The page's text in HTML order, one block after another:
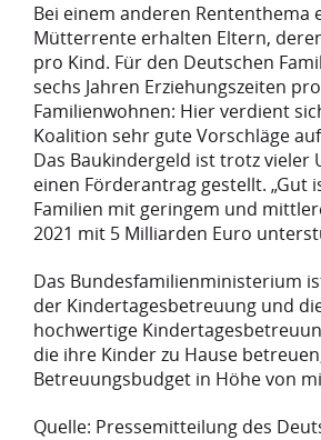
Bei einem anderen
Mütterrente erhalten Eltern,
pro Kind. Für den Deutschen
sechs Jahren Erziehungszeiten
Familienwohnen: Hier verdient
Koalition sehr gute Vorschläge
Das Baukindergeld ist trotz vieler
einen Förderantrag gestellt. „Gut
Familien mit geringem und
2021 mit 5 Milliarden Euro
Das Bundesfamilienministerium
der Kindertagesbetreuung und
hochwertige
die ihre Kinder zu Hause
Betreuungsbudget in Höhe von
Quelle: Pressemitteilung des